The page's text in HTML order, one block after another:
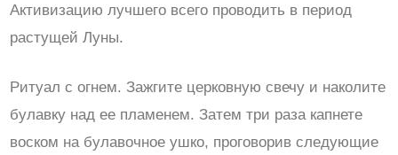
Активизацию лучшего всего проводить в период
растущей Луны.
Ритуал с огнем. Зажгите церковную свечу и наколите
булавку над ее пламенем. Затем три раза капнете
воском на булавочное ушко, проговорив следующие